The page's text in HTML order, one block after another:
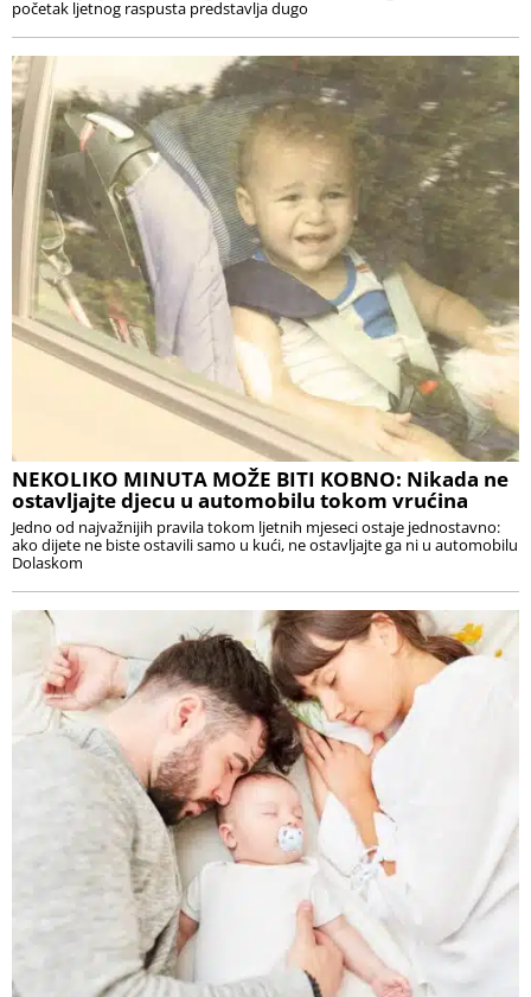
početak ljetnog raspusta predstavlja dugo
NEKOLIKO MINUTA MOŽE BITI KOBNO: Nikada ne
ostavljajte djecu u automobilu tokom vrućina
Jedno od najvažnijih pravila tokom ljetnih mjeseci ostaje jednostavno:
ako dijete ne biste ostavili samo u kući, ne ostavljajte ga ni u automobilu
Dolaskom